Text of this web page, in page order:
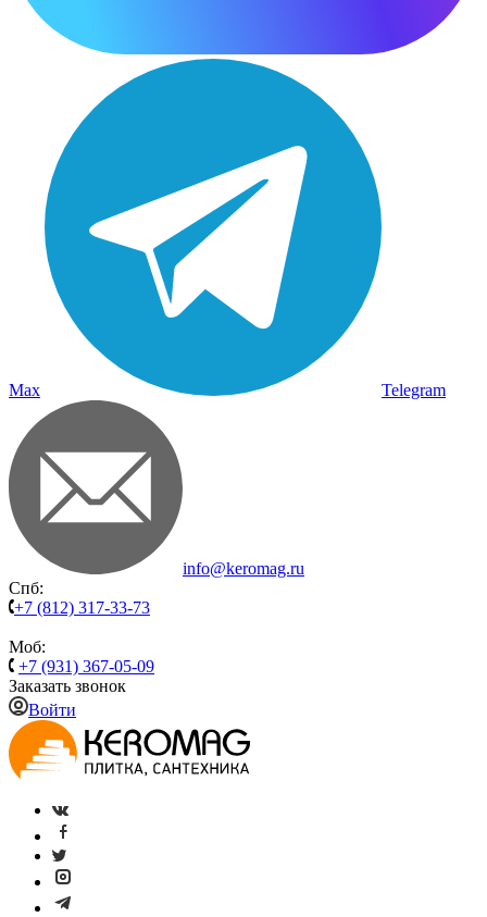
Max Telegram
info@keromag.ru
Спб:
+7 (812) 317-33-73
Моб:
+7 (931) 367-05-09
Заказать звонок
Войти